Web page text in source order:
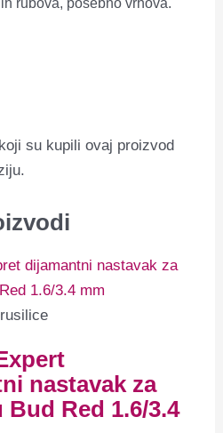
su kupili ovaj proizvod
nastavak za
Bud Red 1.6/3.4